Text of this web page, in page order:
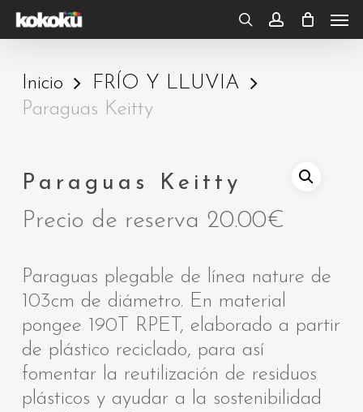
Skip
to
content
searchaccount
Inicio
FRÍO Y LLUVIA
Paraguas Keitty
Paraguas Keitty
Precio de reserva 20.00€
Paraguas plegable de línea nature de
103cm de diámetro. En material
pongee 190T RPET, elaborado a partir
de plástico reciclado, para así
fomentar la reutilización de residuos
plásticos y ayudar a la sostenibilidad